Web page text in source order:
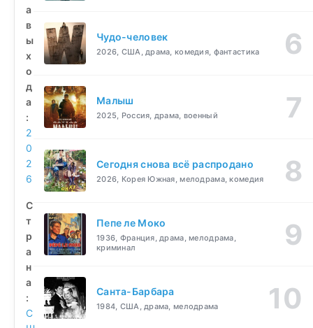
а
в
ы
х
о
д
а
:
2
0
2
6
С
т
р
а
н
а
:
С
Чудо-человек
2026, США, драма, комедия, фантастика
Малыш
2025, Россия, драма, военный
Сегодня снова всё распродано
2026, Корея Южная, мелодрама, комедия
Пепе ле Моко
1936, Франция, драма, мелодрама,
криминал
Санта-Барбара
1984, США, драма, мелодрама